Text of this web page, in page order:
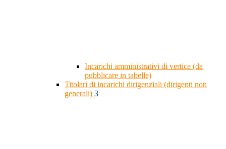
Incarichi amministrativi di vertice (da
pubblicare in tabelle)
Titolari di incarichi dirigenziali (dirigenti non
generali) 3